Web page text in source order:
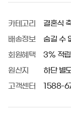
카테고리 결혼식
배송정보 숨길 수
회원혜택 3% 적립
원산지 하단 별
고객센터 1588-